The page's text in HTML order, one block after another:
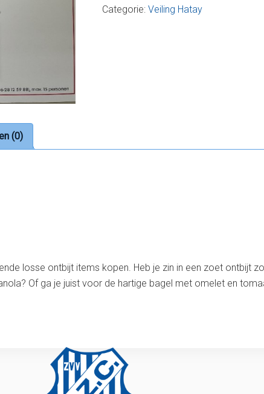
Categorie: Veiling Hatay
(0)
losse ontbijt items kopen. Heb je zin in een zoet ontbijt
Of ga je juist voor de hartige bagel met omelet en